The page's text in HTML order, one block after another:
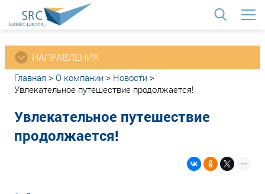
НАПРАВЛЕНИЯ
Главная > О компании > Новости >
Увлекательное путешествие продолжается!
Увлекательное путешествие
продолжается!